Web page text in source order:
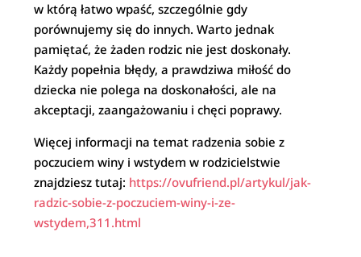
w którą łatwo wpaść, szczególnie gdy
porównujemy się do innych. Warto jednak
pamiętać, że żaden rodzic nie jest doskonały.
Każdy popełnia błędy, a prawdziwa miłość do
dziecka nie polega na doskonałości, ale na
akceptacji, zaangażowaniu i chęci poprawy.
Więcej informacji na temat radzenia sobie z
poczuciem winy i wstydem w rodzicielstwie
znajdziesz tutaj: https://ovufriend.pl/artykul/jak-
radzic-sobie-z-poczuciem-winy-i-ze-
wstydem,311.html